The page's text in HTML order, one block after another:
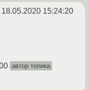
18.05.2020 15:24:20
автор топика